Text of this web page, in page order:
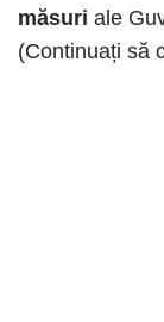
măsuri ale
(Continuați să